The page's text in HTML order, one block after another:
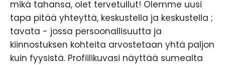
mikä tahansa, olet tervetullut! Olemme uusi
tapa pitää yhteyttä, keskustella ja keskustella ;
tavata - jossa persoonallisuutta ja
kiinnostuksen kohteita arvostetaan yhtä paljon
kuin fyysistä. Profiilikuvasi näyttää sumealta